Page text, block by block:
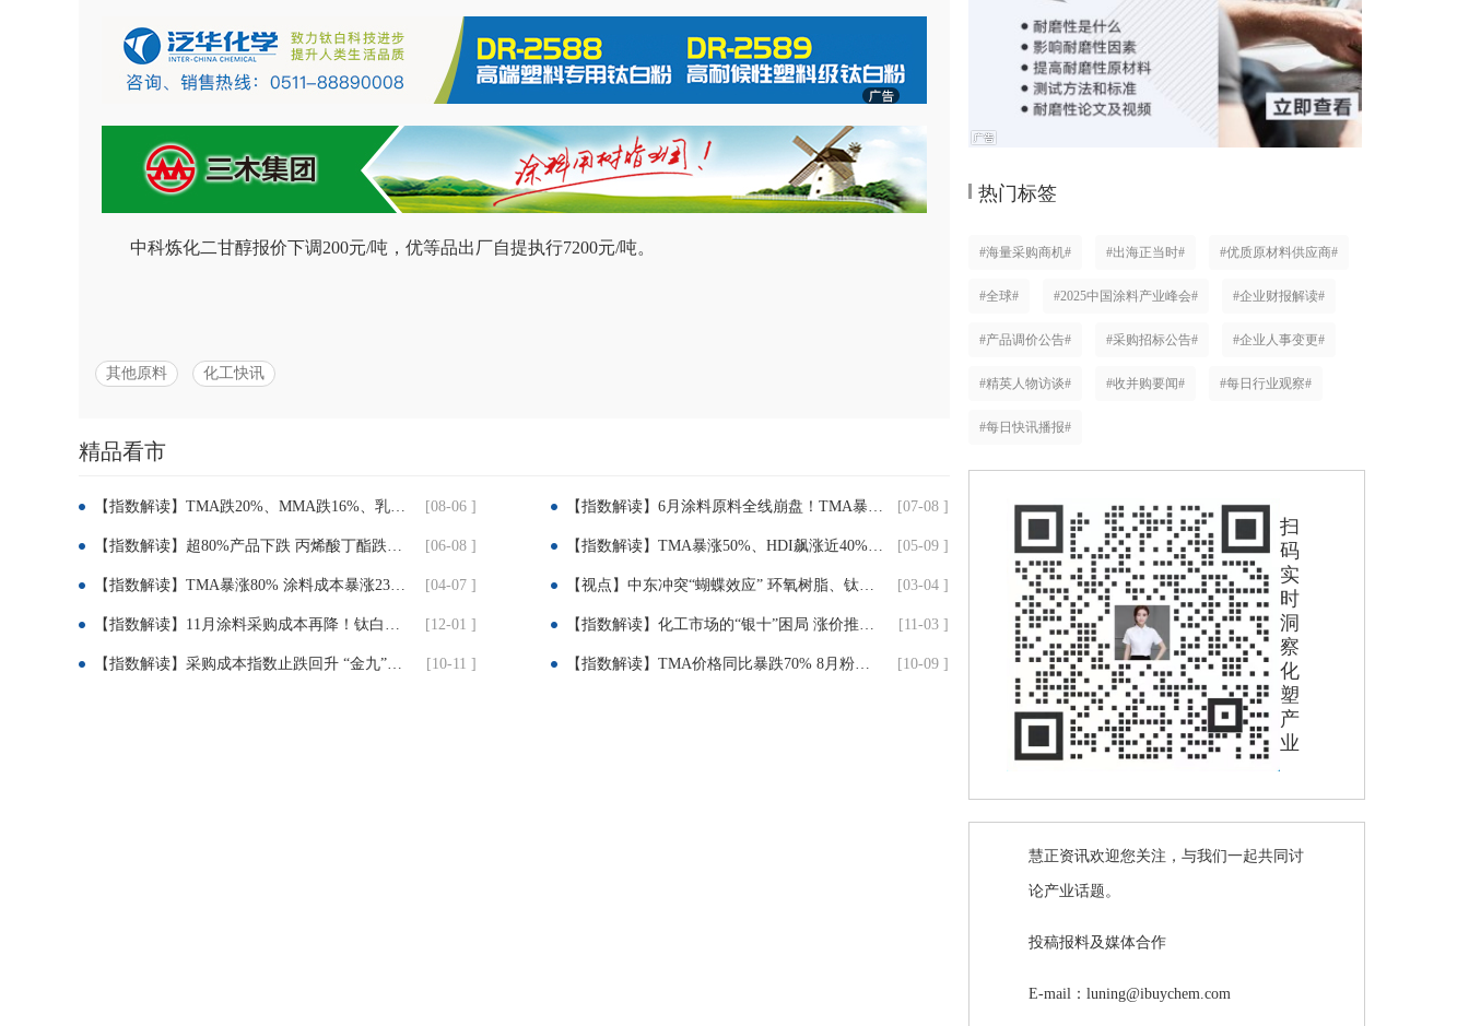
中科炼化二甘醇报价下调200元/吨，优等品出厂自提执行7200元/吨。
其他原料 化工快讯
享：
精品看市
【指数解读】TMA跌20%、MMA跌16%、乳液跌8.7%！建筑、粉末涂料企业迎喘息窗口 [08-06 ] 【指数解读】6月涂料原料全线崩盘！TMA暴跌41% 树脂、溶剂、固化剂集体大跌！ [07-08 ]
【指数解读】超80%产品下跌 丙烯酸丁酯跌近25% TMP跌超30% 涂料成本压力迎实质性缓解 [06-08 ] 【指数解读】TMA暴涨50%、HDI飙涨近40%！4月涂料成本指数飙升 涨价还要持续多久？ [05-09 ]
【指数解读】TMA暴涨80% 涂料成本暴涨23% 成本倒逼下 涂料企业集体提价3%-12% [04-07 ] 【视点】中东冲突“蝴蝶效应” 环氧树脂、钛白粉、TDI全线飙升 下游被成本“绞杀” [03-04 ]
【指数解读】11月涂料采购成本再降！钛白粉疲软、丙烯酸暴跌近10%！ [12-01 ] 【指数解读】化工市场的“银十”困局 涨价推不动 跌价止不住 [11-03 ]
【指数解读】采购成本指数止跌回升 “金九”旺季初显积极信号 [10-11 ] 【指数解读】TMA价格同比暴跌70% 8月粉末涂料成本指数承压下行 [10-09 ]
热门标签
#海量采购商机# #出海正当时# #优质原材料供应商#
#全球# #2025中国涂料产业峰会# #企业财报解读#
#产品调价公告# #采购招标公告# #企业人事变更#
#精英人物访谈# #收并购要闻# #每日行业观察#
#每日快讯播报#
扫
码
实
时
洞
察
化
塑
产
业
慧正资讯欢迎您关注，与我们一起共同讨
论产业话题。
投稿报料及媒体合作
E-mail：luning@ibuychem.com